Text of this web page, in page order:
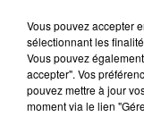
Voir
Vous pouvez accepter
sélectionnant les
Vous pouvez
accepter". Vos
pouvez mettre à jour
moment via le lien